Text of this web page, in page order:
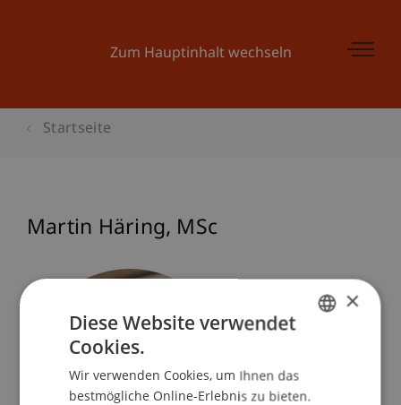
Zum Hauptinhalt wechseln
Startseite
Martin Häring MSc
×
Diese Website verwendet
Cookies.
Wir verwenden Cookies, um Ihnen das
bestmögliche Online-Erlebnis zu bieten.